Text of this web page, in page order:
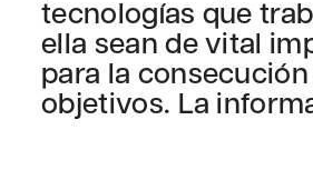
tecnologías que
ella sean de vital
para la
objetivos. La